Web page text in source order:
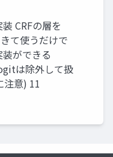
CRFの層を
て使うだけで
ができる
は除外して扱
注意) 11